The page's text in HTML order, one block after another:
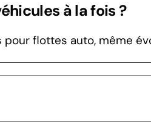
à la fois ?
flottes auto, même